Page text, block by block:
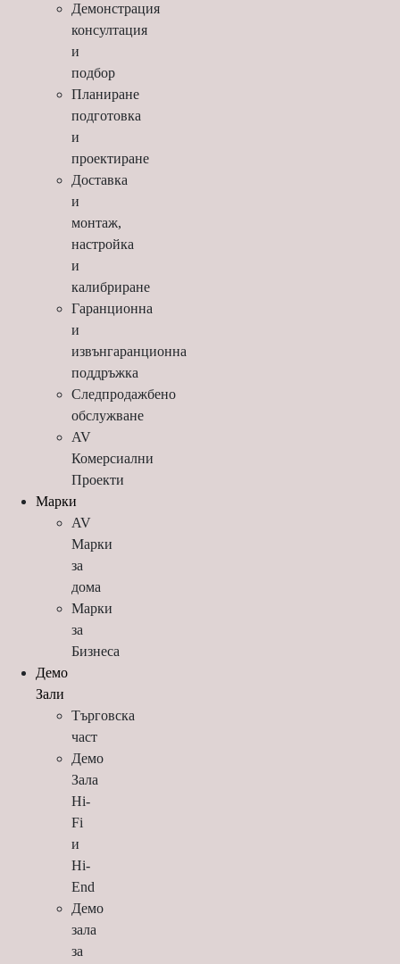
Демонстрация
консултация
и
подбор
Планиране
подготовка
и
проектиране
Доставка
и
монтаж,
настройка
и
калибриране
Гаранционна
и
извънгаранционна
поддръжка
Следпродажбено
обслужване
AV
Комерсиални
Проекти
Марки
AV
Марки
за
дома
Марки
за
Бизнеса
Демо
Зали
Търговска
част
Демо
Зала
Hi-
Fi
и
Hi-
End
Демо
зала
за